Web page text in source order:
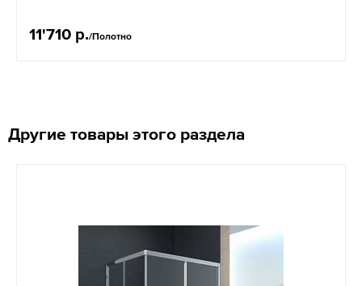
11'710 р./Полотно
Другие товары этого раздела